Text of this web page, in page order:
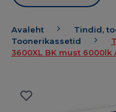
Avaleht
Tindid,
Toonerikassetid
3600XL BK must 6000lk